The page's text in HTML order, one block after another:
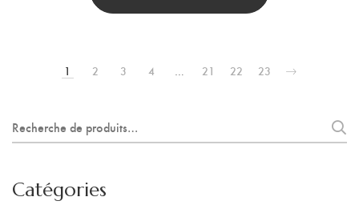
1 2 3 4 … 21 22 23
Recherche
pour :
Catégories